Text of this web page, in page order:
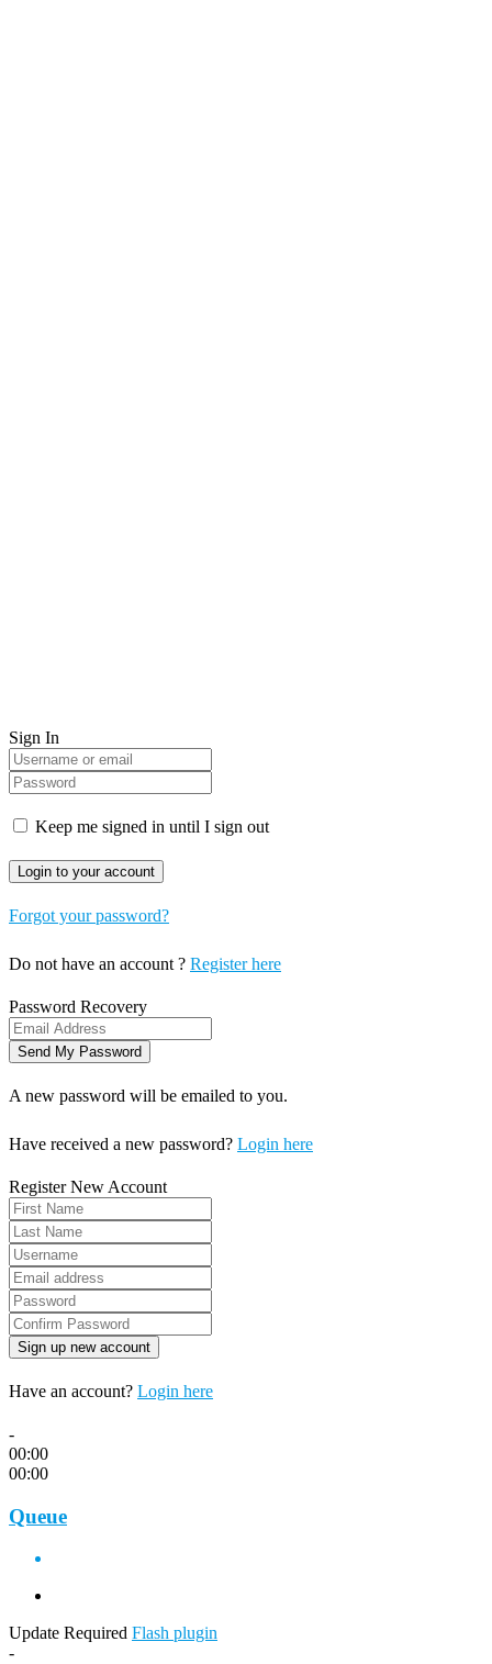
Sign In
Keep me signed in until I sign out
Forgot your password?
Do not have an account ? Register here
Password Recovery
A new password will be emailed to you.
Have received a new password? Login here
Register New Account
Have an account? Login here
-
00:00
00:00
Queue
Update Required Flash plugin
-